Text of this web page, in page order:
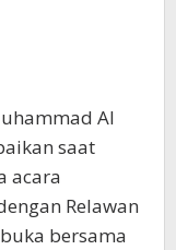
Al
saat
acara
Relawan
bersama